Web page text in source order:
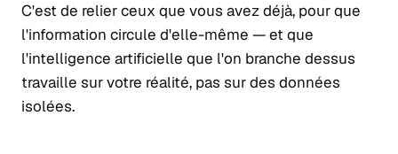
C'est de relier ceux que vous avez déjà, pour que
l'information circule d'elle-même — et que
l'intelligence artificielle que l'on branche dessus
travaille sur votre réalité, pas sur des données
isolées.